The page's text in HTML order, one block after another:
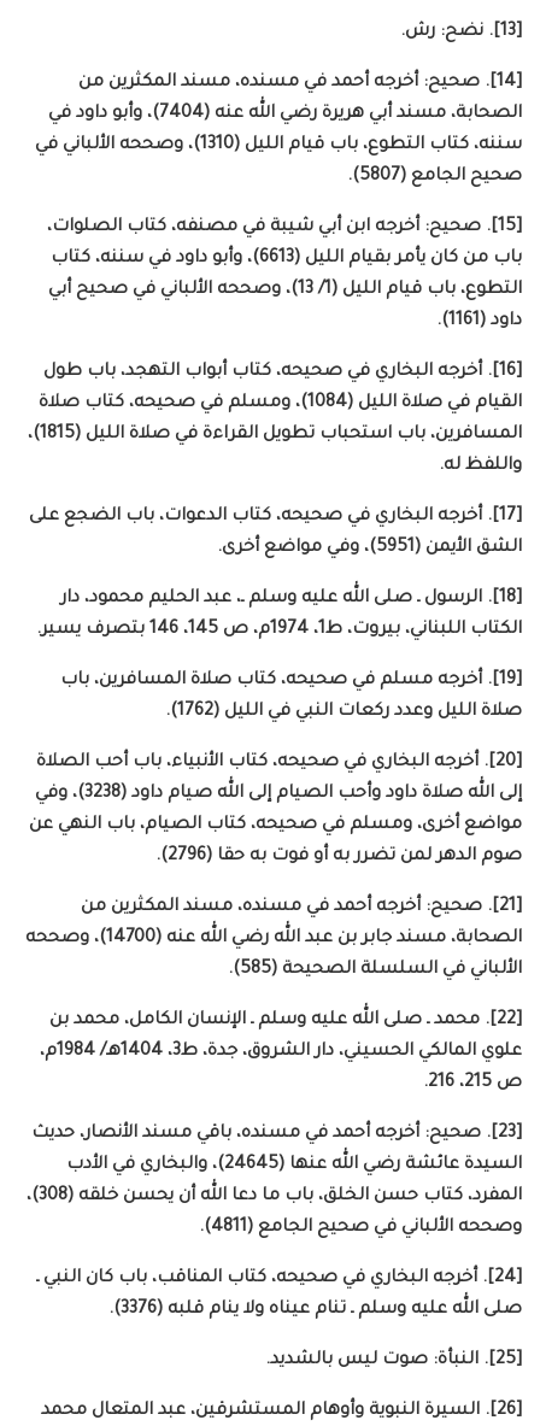
[13]. نضح: رش.
[14]. صحيح: أخرجه أحمد في مسنده، مسند المكثرين من
الصحابة، مسند أبي هريرة رضي الله عنه (7404)، وأبو داود في
سننه، كتاب التطوع، باب قيام الليل (1310)، وصححه الألباني في
صحيح الجامع (5807).
[15]. صحيح: أخرجه ابن أبي شيبة في مصنفه، كتاب الصلوات،
باب من كان يأمر بقيام الليل (6613)، وأبو داود في سننه، كتاب
التطوع، باب قيام الليل (1/ 13)، وصححه الألباني في صحيح أبي
داود (1161).
[16]. أخرجه البخاري في صحيحه، كتاب أبواب التهجد، باب طول
القيام في صلاة الليل (1084)، ومسلم في صحيحه، كتاب صلاة
المسافرين، باب استحباب تطويل القراءة في صلاة الليل (1815)،
واللفظ له.
[17]. أخرجه البخاري في صحيحه، كتاب الدعوات، باب الضجع على
الشق الأيمن (5951)، وفي مواضع أخرى.
[18]. الرسول ـ صلى الله عليه وسلم ـ، عبد الحليم محمود، دار
الكتاب اللبناني، بيروت، ط1، 1974م، ص 145، 146 بتصرف يسير.
[19]. أخرجه مسلم في صحيحه، كتاب صلاة المسافرين، باب
صلاة الليل وعدد ركعات النبي في الليل (1762).
[20]. أخرجه البخاري في صحيحه، كتاب الأنبياء، باب أحب الصلاة
إلى الله صلاة داود وأحب الصيام إلى الله صيام داود (3238)، وفي
مواضع أخرى، ومسلم في صحيحه، كتاب الصيام، باب النهي عن
صوم الدهر لمن تضرر به أو فوت به حقا (2796).
[21]. صحيح: أخرجه أحمد في مسنده، مسند المكثرين من
الصحابة، مسند جابر بن عبد الله رضي الله عنه (14700)، وصححه
الألباني في السلسلة الصحيحة (585).
[22]. محمد ـ صلى الله عليه وسلم ـ الإنسان الكامل، محمد بن
علوي المالكي الحسيني، دار الشروق، جدة، ط3، 1404هـ/ 1984م،
ص 215، 216.
[23]. صحيح: أخرجه أحمد في مسنده، باقي مسند الأنصار، حديث
السيدة عائشة رضي الله عنها (24645)، والبخاري في الأدب
المفرد، كتاب حسن الخلق، باب ما دعا الله أن يحسن خلقه (308)،
وصححه الألباني في صحيح الجامع (4811).
[24]. أخرجه البخاري في صحيحه، كتاب المناقب، باب كان النبي ـ
صلى الله عليه وسلم ـ تنام عيناه ولا ينام قلبه (3376).
[25]. النبأة: صوت ليس بالشديد.
[26]. السيرة النبوية وأوهام المستشرقين، عبد المتعال محمد